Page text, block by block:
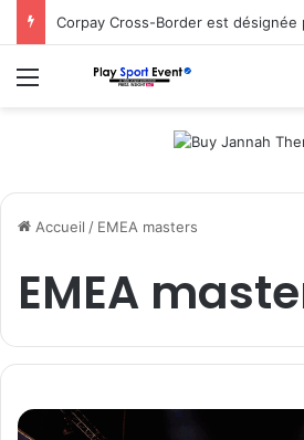
Menu
Accueil / EMEA masters
EMEA